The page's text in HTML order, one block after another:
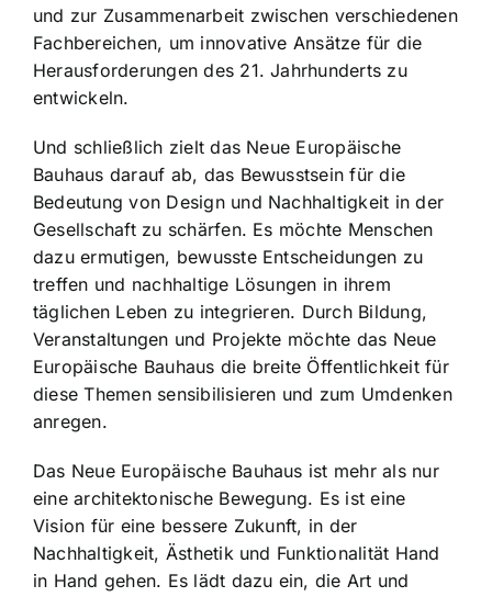
und zur Zusammenarbeit zwischen verschiedenen
Fachbereichen, um innovative Ansätze für die
Herausforderungen des 21. Jahrhunderts zu
entwickeln.
Und schließlich zielt das Neue Europäische
Bauhaus darauf ab, das Bewusstsein für die
Bedeutung von Design und Nachhaltigkeit in der
Gesellschaft zu schärfen. Es möchte Menschen
dazu ermutigen, bewusste Entscheidungen zu
treffen und nachhaltige Lösungen in ihrem
täglichen Leben zu integrieren. Durch Bildung,
Veranstaltungen und Projekte möchte das Neue
Europäische Bauhaus die breite Öffentlichkeit für
diese Themen sensibilisieren und zum Umdenken
anregen.
Das Neue Europäische Bauhaus ist mehr als nur
eine architektonische Bewegung. Es ist eine
Vision für eine bessere Zukunft, in der
Nachhaltigkeit, Ästhetik und Funktionalität Hand
in Hand gehen. Es lädt dazu ein, die Art und